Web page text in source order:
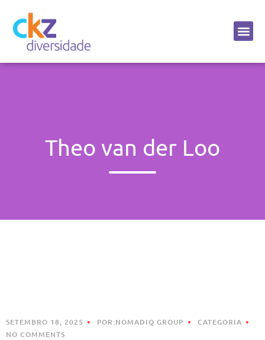
Theo van der Loo
SETEMBRO 18, 2025 POR:NOMADIQ GROUP
CATEGORIA
NO COMMENTS